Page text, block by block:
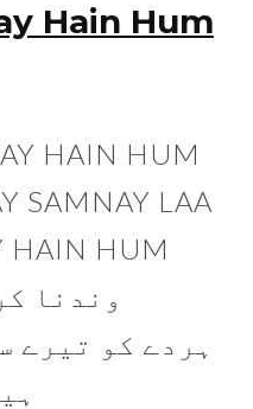
Android and iPhone
Hain Hum
HAIN HUM
SAMNAY LAA
HAIN HUM
وندنا
ہردے کو تیرے